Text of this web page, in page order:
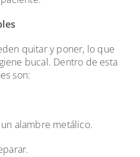
quitar y poner, lo que
bucal. Dentro de esta
son:
alambre metálico.